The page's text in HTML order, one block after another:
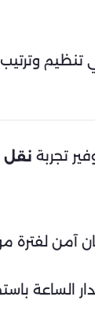
تنظيم وترتيب
تجربة نقل
آمن لفترة
الساعة